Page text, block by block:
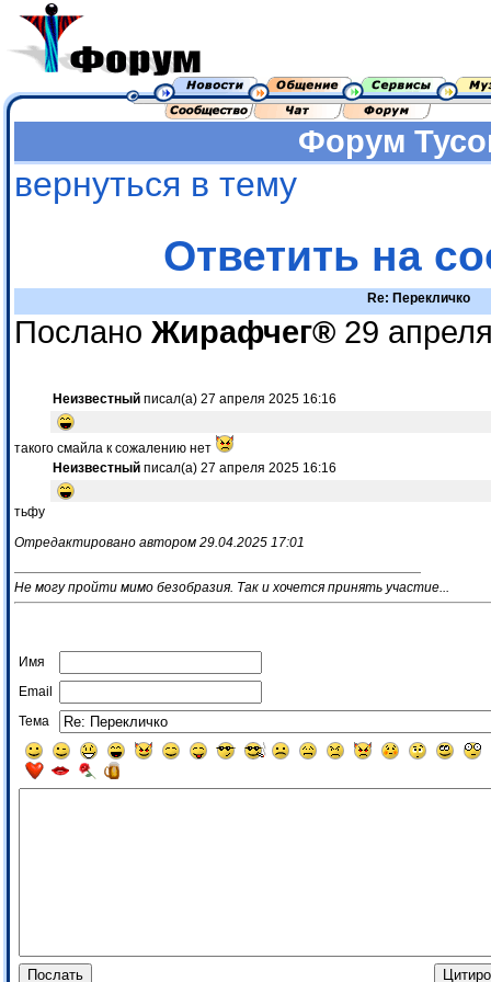
Форум
вернуться в тему
Ответить на
Re: Перекличко
Послано Жирафчег® 29
Неизвестный писал(а) 27 апреля 2025 16:16
такого смайла к сожалению нет
Неизвестный писал(а) 27 апреля 2025 16:16
тьфу
Отредактировано автором 29.04.2025 17:01
Не могу пройти мимо безобразия. Так и хочется принять участие...
Имя
Email
Тема